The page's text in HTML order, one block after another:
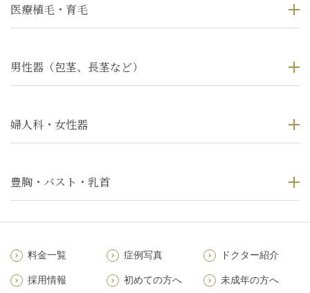
医療植毛・育毛
男性器（包茎、長茎など）
婦人科・女性器
豊胸・バスト・乳首
料金一覧 症例写真 ドクター紹介
採用情報 初めての方へ 未成年の方へ